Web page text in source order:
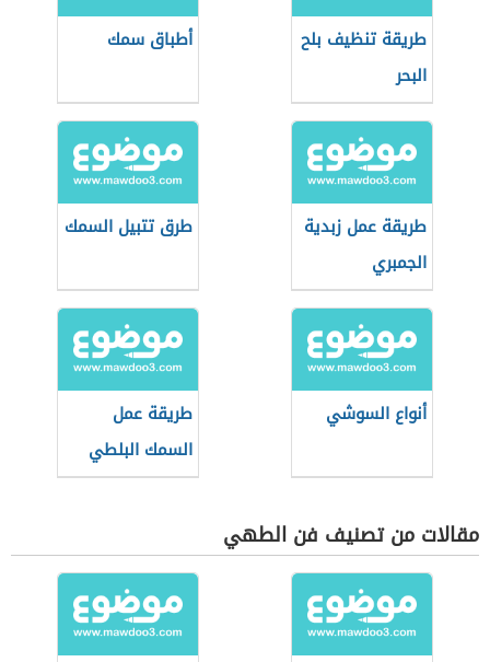
طريقة تنظيف بلح
البحر
أطباق سمك
طريقة عمل زبدية
الجمبري
طرق تتبيل السمك
أنواع السوشي
طريقة عمل
السمك البلطي
المقلي
مقالات من تصنيف فن الطهي